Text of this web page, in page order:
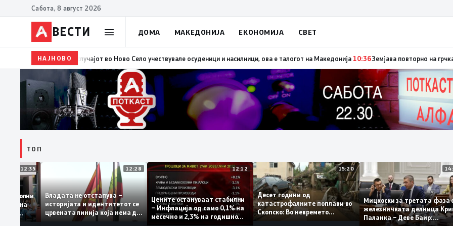
Сабота, 8 август 2026
ВЕСТИ ДОМА МАКЕДОНИЈА ЕКОНОМИЈА СВЕТ
НАЈНОВО10:37ВМРО-ДПМНЕ: „Детето“ како што вели Филипче, денес со изјавата призна дека во случајот во Ново Село
ТОП
12:35
се задоволни
на
12:28
Владата не отстапува –
историјата и идентитетот се
црвената линија која нема да
се погази
12:12
Цените остануваат стабилни
– Инфлација од само 0,1% на
месечно и 2,3% на годишно
15:20
Десет години од
катастрофалните поплави во
Скопско: Во невремето
Мицкоски за третата
железничката делница
Паланка – Деве Баир: